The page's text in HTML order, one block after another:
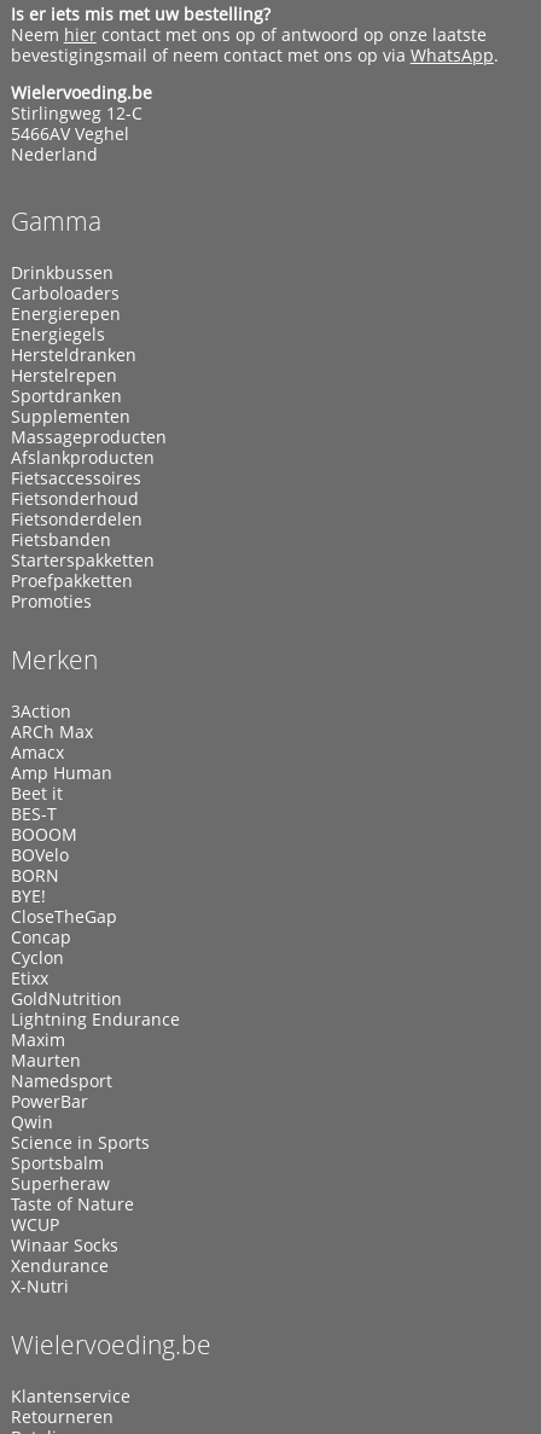
Is er iets mis met uw bestelling?
Neem hiercontact met ons op of antwoord op onze laatste
bevestigingsmail of neem contact met ons op via WhatsApp.
Wielervoeding.be
Stirlingweg 12-C
5466AV Veghel
Nederland
Gamma
Drinkbussen
Carboloaders
Energierepen
Energiegels
Hersteldranken
Herstelrepen
Sportdranken
Supplementen
Massageproducten
Afslankproducten
Fietsaccessoires
Fietsonderhoud
Fietsonderdelen
Fietsbanden
Starterspakketten
Proefpakketten
Promoties
Merken
3Action
ARCh Max
Amacx
Amp Human
Beet it
BES-T
BOOOM
BOVelo
BORN
BYE!
CloseTheGap
Concap
Cyclon
Etixx
GoldNutrition
Lightning Endurance
Maxim
Maurten
Namedsport
PowerBar
Qwin
Science in Sports
Sportsbalm
Superheraw
Taste of Nature
WCUP
Winaar Socks
Xendurance
X-Nutri
Wielervoeding.be
Klantenservice
Retourneren